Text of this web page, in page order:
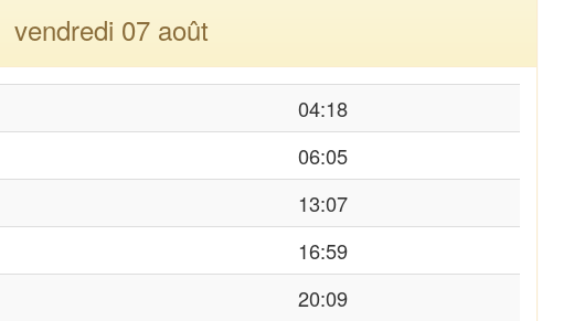
vendredi 07 août
04:18
06:05
13:07
16:59
20:09